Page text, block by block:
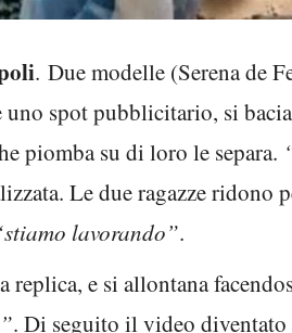
. Due modelle (Serena de
spot pubblicitario, si
piomba su di loro le separa.
Le due ragazze ridono
lavorando”.
e si allontana
. Di seguito il video